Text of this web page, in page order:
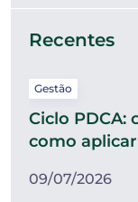
Recentes
Gestão
Ciclo PDCA:
como aplicar
09/07/2026